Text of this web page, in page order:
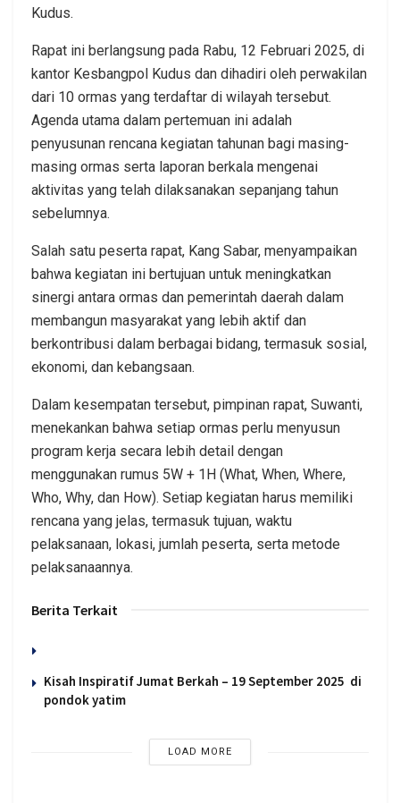
Kudus.
Rapat ini berlangsung pada Rabu, 12 Februari 2025, di
kantor Kesbangpol Kudus dan dihadiri oleh perwakilan
dari 10 ormas yang terdaftar di wilayah tersebut.
Agenda utama dalam pertemuan ini adalah
penyusunan rencana kegiatan tahunan bagi masing-
masing ormas serta laporan berkala mengenai
aktivitas yang telah dilaksanakan sepanjang tahun
sebelumnya.
Salah satu peserta rapat, Kang Sabar, menyampaikan
bahwa kegiatan ini bertujuan untuk meningkatkan
sinergi antara ormas dan pemerintah daerah dalam
membangun masyarakat yang lebih aktif dan
berkontribusi dalam berbagai bidang, termasuk sosial,
ekonomi, dan kebangsaan.
Dalam kesempatan tersebut, pimpinan rapat, Suwanti,
menekankan bahwa setiap ormas perlu menyusun
program kerja secara lebih detail dengan
menggunakan rumus 5W + 1H (What, When, Where,
Who, Why, dan How). Setiap kegiatan harus memiliki
rencana yang jelas, termasuk tujuan, waktu
pelaksanaan, lokasi, jumlah peserta, serta metode
pelaksanaannya.
Berita Terkait
Kisah Inspiratif Jumat Berkah – 19 September 2025 di
pondok yatim
LOAD MORE